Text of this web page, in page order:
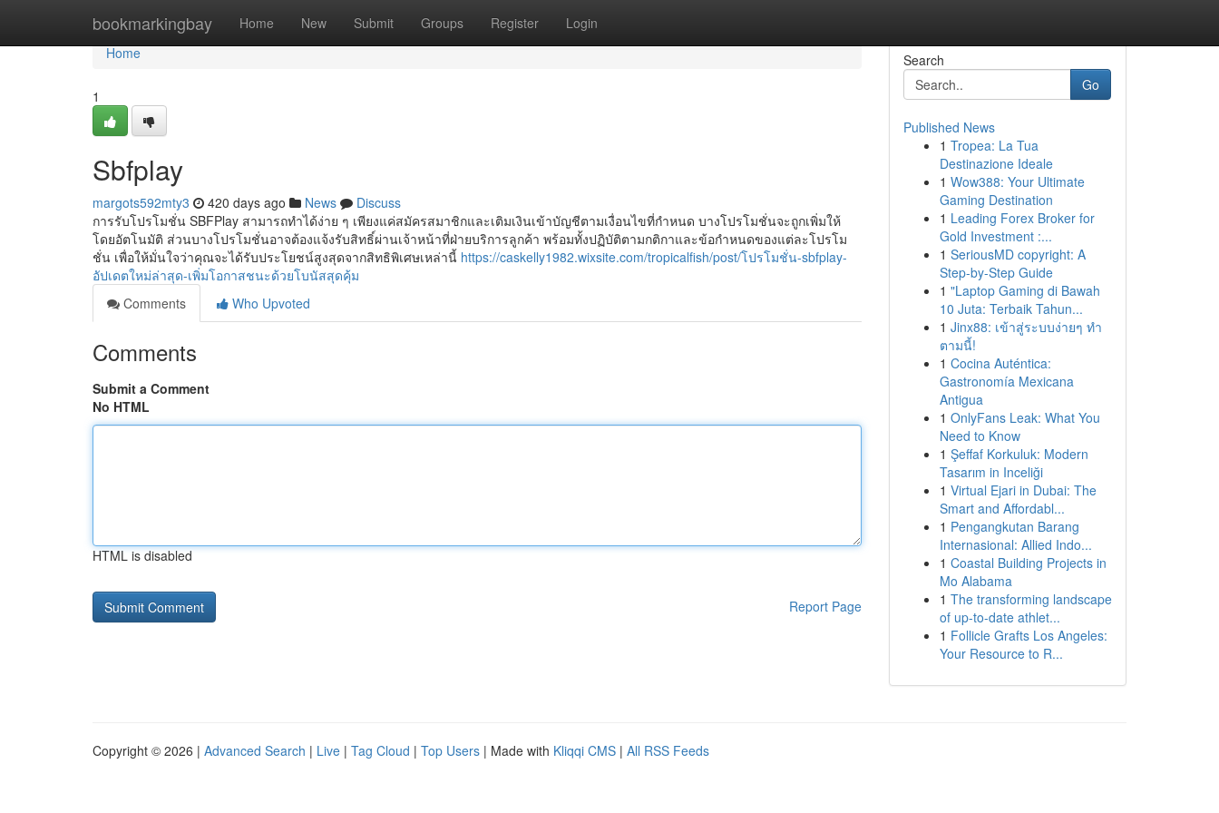
bookmarkingbay Home New Submit Groups Register Login
Home
Home
1
Sbfplay
margots592mty3 420 days ago News
Discuss
การรับโปรโมชั่น SBFPlay สามารถทำได้ง่าย ๆ เพียงแค่สมัครสมาชิกและเติมเงินเข้าบัญชีตามเงื่อนไขที่กำหนด บางโปรโมชั่นจะถูกเพิ่มให้
โดยอัตโนมัติ ส่วนบางโปรโมชั่นอาจต้องแจ้งรับสิทธิ์ผ่านเจ้าหน้าที่ฝ่ายบริการลูกค้า พร้อมทั้งปฏิบัติตามกติกาและข้อกำหนดของแต่ละโปรโม
ชั่น เพื่อให้มั่นใจว่าคุณจะได้รับประโยชน์สูงสุดจากสิทธิพิเศษเหล่านี้ https://caskelly1982.wixsite.com/tropicalfish/post/โปรโมชั่น-sbfplay-
อัปเดตใหม่ล่าสุด-เพิ่มโอกาสชนะด้วยโบนัสสุดคุ้ม
Comments
Who Upvoted
Comments
Submit a Comment
No HTML
HTML is disabled
Report Page
Search
Go
Published News
1 Tropea: La Tua
Destinazione Ideale
1 Wow388: Your Ultimate
Gaming Destination
1 Leading Forex Broker for
Gold Investment :...
1 SeriousMD copyright: A
Step-by-Step Guide
1 "Laptop Gaming di Bawah
10 Juta: Terbaik Tahun...
1 Jinx88: เข้าสู่ระบบง่ายๆ ทำ
ตามนี้!
1 Cocina Auténtica:
Gastronomía Mexicana
Antigua
1 OnlyFans Leak: What You
Need to Know
1 Şeffaf Korkuluk: Modern
Tasarım in Inceliği
1 Virtual Ejari in Dubai: The
Smart and Affordabl...
1 Pengangkutan Barang
Internasional: Allied Indo...
1 Coastal Building Projects in
Mo Alabama
1 The transforming landscape
of up-to-date athlet...
1 Follicle Grafts Los Angeles:
Your Resource to R...
Copyright © 2026 | Advanced Search | Live | Tag Cloud | Top Users | Made with Kliqqi CMS | All RSS Feeds